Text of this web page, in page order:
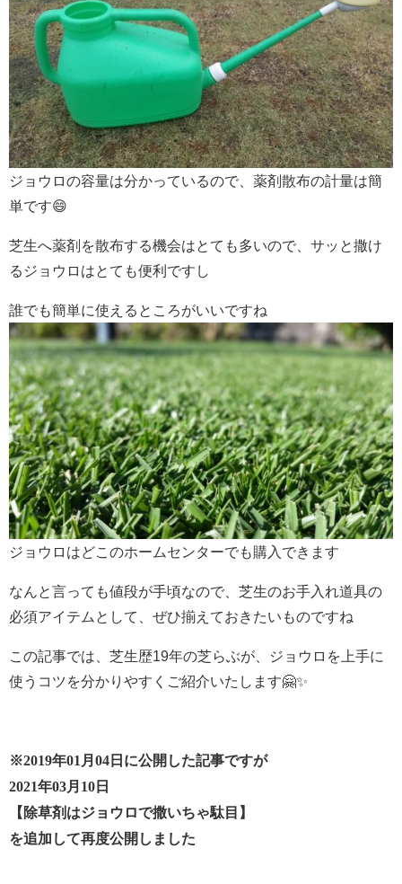
ジョウロの容量は分かっているので、薬剤散布の計量は簡
単です😄
芝生へ薬剤を散布する機会はとても多いので、サッと撒け
るジョウロはとても便利ですし
誰でも簡単に使えるところがいいですね
ジョウロはどこのホームセンターでも購入できます
なんと言っても値段が手頃なので、芝生のお手入れ道具の
必須アイテムとして、ぜひ揃えておきたいものですね
この記事では、芝生歴19年の芝らぶが、ジョウロを上手に
使うコツを分かりやすくご紹介いたします🤗✨
※2019年01月04日に公開した記事ですが
2021年03月10日
【除草剤はジョウロで撒いちゃ駄目】
を追加して再度公開しました